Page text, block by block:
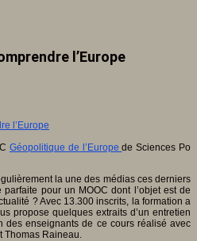
l’Europe
Géopolitique de l’Europede Sciences Po
la une des médias ces derniers
pour un MOOC dont l’objet est de
? Avec 13.300 inscrits, la formation a
propose quelques extraits d’un entretien
des enseignants de ce cours réalisé avec
Thomas Raineau.